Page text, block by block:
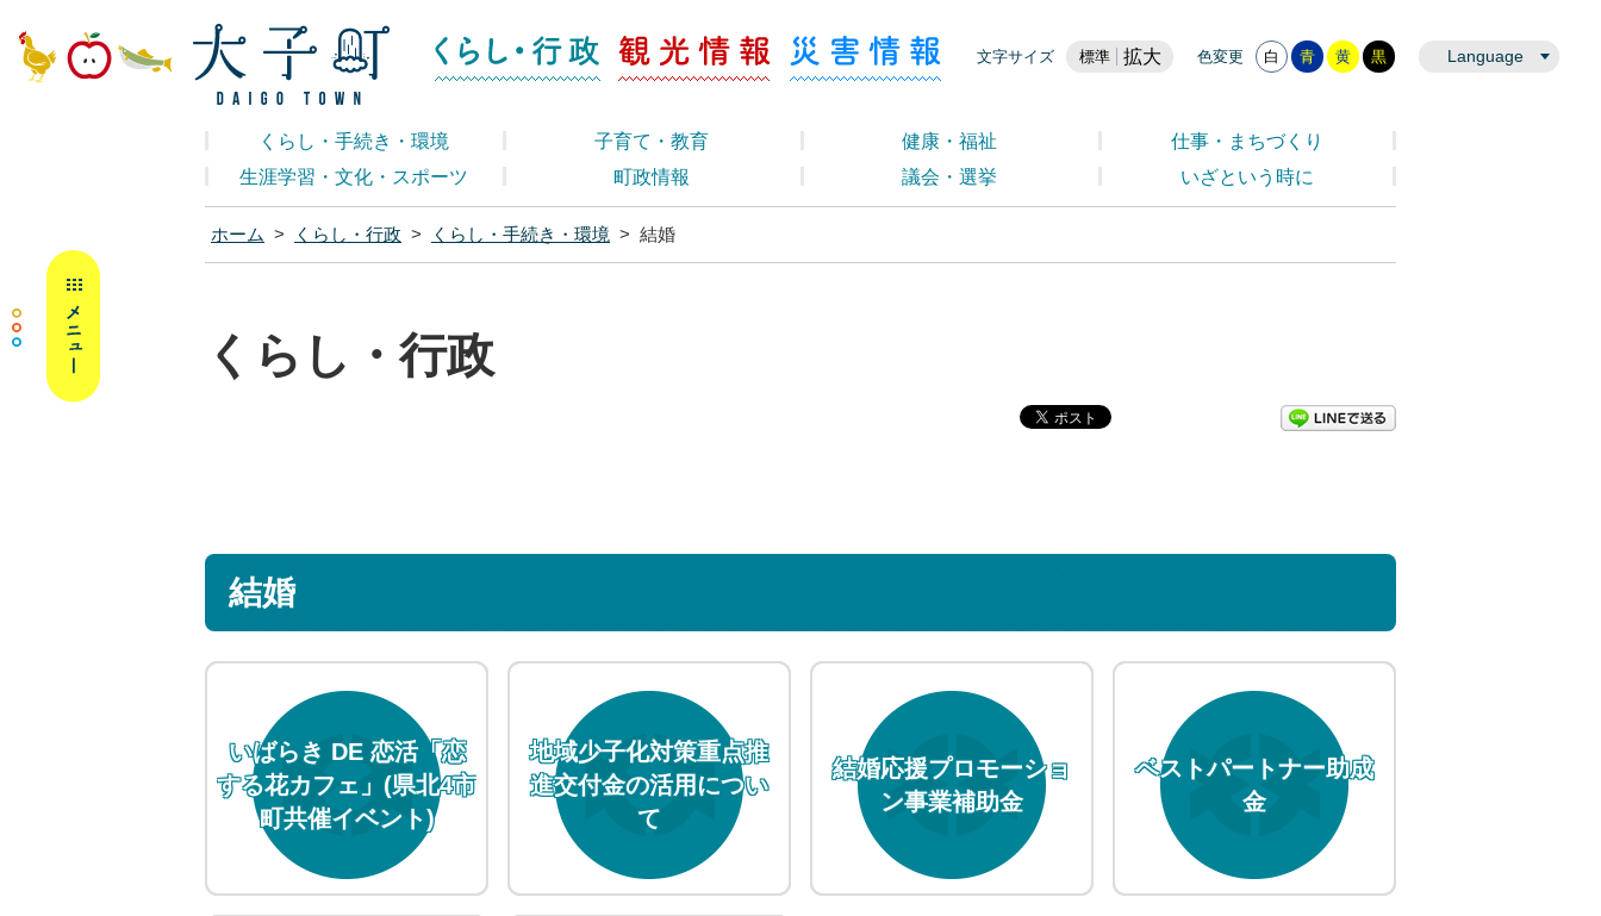
大子町ホームページ くらし・行政
文字サイズ 標準 拡大 色変更 白 青 黄 黒 Language
くらし・行政 観光情報 災害情報
くらし・手続き・環境 子育て・教育 健康・福祉
仕事・まちづくり
生涯学習・文化・スポーツ
町政情報 議会・選挙 いざという時に
ホーム > くらし・行政 > くらし・手続き・環境 > 結婚
くらし・行政
結婚
いばらき DE 恋活「恋
する花カフェ」(県北4市
町共催イベント)
地域少子化対策重点推
進交付金の活用につい
て
結婚応援プロモーショ
ン事業補助金
ベストパートナー助成
金